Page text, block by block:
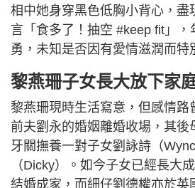
相中她身穿黑色低胸小背心，盡
言「食多了！抽空 #keep fit」，
勇，未知是否因有愛情滋潤而特
黎燕珊子女長大放下家
黎燕珊現時生活寫意，但感情路
前夫劉永的婚姻離婚收場，其後
牙關撫養一對子女劉詠詩（
（Dicky）。如今子女已經長大
結婚成家，而細仔劉德權亦於英